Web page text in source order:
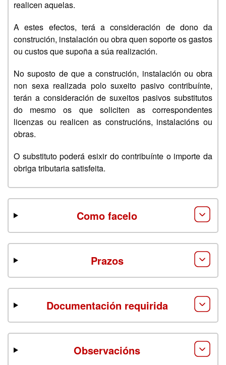
realicen aquelas.
A estes efectos, terá a consideración de dono da
construción, instalación ou obra quen soporte os gastos
ou custos que supoña a súa realización.
No suposto de que a construción, instalación ou obra
non sexa realizada polo suxeito pasivo contribuínte,
terán a consideración de suxeitos pasivos substitutos
do mesmo os que soliciten as correspondentes
licenzas ou realicen as construcións, instalacións ou
obras.
O substituto poderá esixir do contribuínte o importe da
obriga tributaria satisfeita.
Como facelo
Prazos
Documentación requirida
Observacións